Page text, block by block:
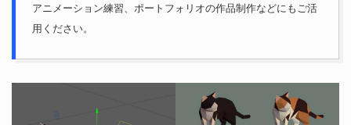
アニメーション練習、ポートフォリオの作品制作などにもご活
用ください。